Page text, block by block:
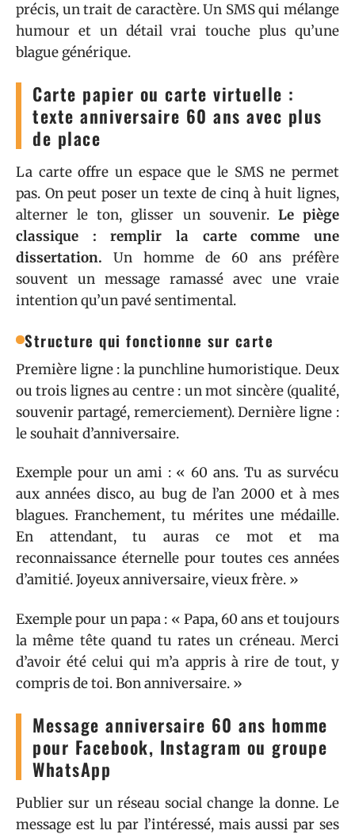
précis, un trait de caractère. Un SMS qui mélange
humour et un détail vrai touche plus qu’une
blague générique.
Carte papier ou carte virtuelle :
texte anniversaire 60 ans avec plus
de place
La carte offre un espace que le SMS ne permet
pas. On peut poser un texte de cinq à huit lignes,
alterner le ton, glisser un souvenir. Le piège
classique : remplir la carte comme une
dissertation. Un homme de 60 ans préfère
souvent un message ramassé avec une vraie
intention qu’un pavé sentimental.
Structure qui fonctionne sur carte
Première ligne : la punchline humoristique. Deux
ou trois lignes au centre : un mot sincère (qualité,
souvenir partagé, remerciement). Dernière ligne :
le souhait d’anniversaire.
Exemple pour un ami : « 60 ans. Tu as survécu
aux années disco, au bug de l’an 2000 et à mes
blagues. Franchement, tu mérites une médaille.
En attendant, tu auras ce mot et ma
reconnaissance éternelle pour toutes ces années
d’amitié. Joyeux anniversaire, vieux frère. »
Exemple pour un papa : « Papa, 60 ans et toujours
la même tête quand tu rates un créneau. Merci
d’avoir été celui qui m’a appris à rire de tout, y
compris de toi. Bon anniversaire. »
Message anniversaire 60 ans homme
pour Facebook, Instagram ou groupe
WhatsApp
Publier sur un réseau social change la donne. Le
message est lu par l’intéressé, mais aussi par ses